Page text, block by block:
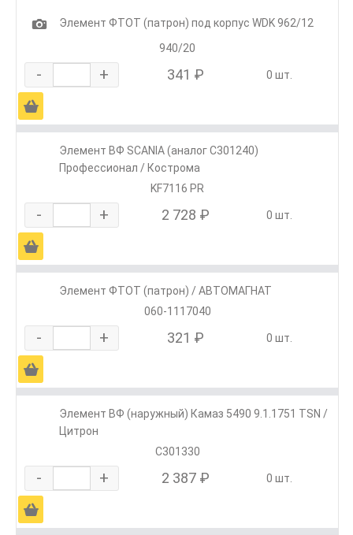
1
Элемент ФТОТ (патрон) под корпус WDK 962/12
940/20
- + 341 ₽ 0 шт.
Ä
Элемент ВФ SCANIА (аналог С301240)
Профессионал / Кострома
KF7116 PR
- + 2 728 ₽ 0 шт.
Ä
Элемент ФТОТ (патрон) / АВТОМАГНАТ
060-1117040
- + 321 ₽ 0 шт.
Ä
Элемент ВФ (наружный) Камаз 5490 9.1.1751 TSN /
Цитрон
C301330
- + 2 387 ₽ 0 шт.
Ä